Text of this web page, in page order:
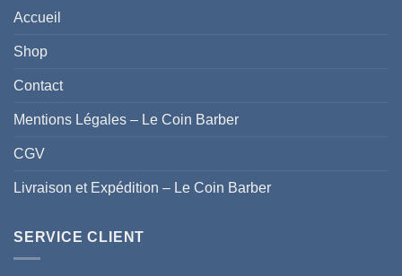
Accueil
Shop
Contact
Mentions Légales – Le Coin Barber
CGV
Livraison et Expédition – Le Coin Barber
SERVICE CLIENT